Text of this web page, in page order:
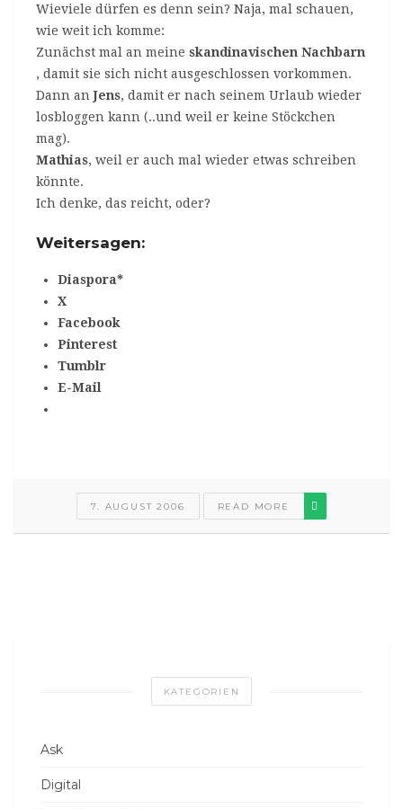
Wieviele dürfen es denn sein? Naja, mal schauen,
wie weit ich komme:
Zunächst mal an meine skandinavischen Nachbarn
, damit sie sich nicht ausgeschlossen vorkommen.
Dann anJens, damit er nach seinem Urlaub wieder
losbloggen kann (..und weil er keine Stöckchen
mag).
Mathias, weil er auch mal wieder etwas schreiben
könnte.
Ich denke, das reicht, oder?
Weitersagen:
Diaspora*
X
Facebook
Pinterest
Tumblr
E-Mail
7. AUGUST 2006 READ MORE
KATEGORIEN
Ask
Digital